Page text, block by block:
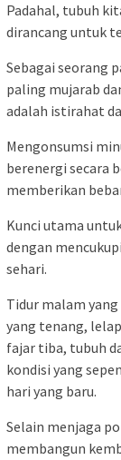
Padahal, tubuh
dirancang untuk
Sebagai seorang
paling mujarab
adalah istirahat
Mengonsumsi
berenergi secara
memberikan
Kunci utama
dengan
sehari.
Tidur malam
yang tenang,
fajar tiba, tubuh
kondisi yang
hari yang baru.
Selain menjaga
membangun